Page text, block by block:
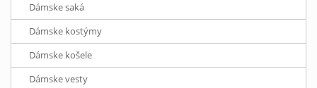
Dámske saká
Dámske kostýmy
Dámske košele
Dámske vesty